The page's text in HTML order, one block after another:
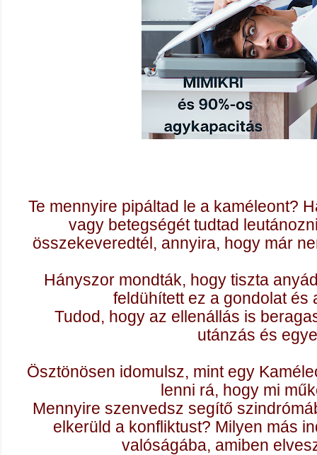
Te mennyire pipáltad le a kaméleont?
vagy betegségét tudtad
összekeveredtél, annyira, hogy már
Hányszor mondták, hogy tiszta
feldühített ez a gondolat és
Tudod, hogy az ellenállás is
utánzás és
Ösztönösen idomulsz, mint egy
lenni rá, hogy mi
Mennyire szenvedsz segítő
elkerüld a konfliktust? Milyen más
valóságába, amiben